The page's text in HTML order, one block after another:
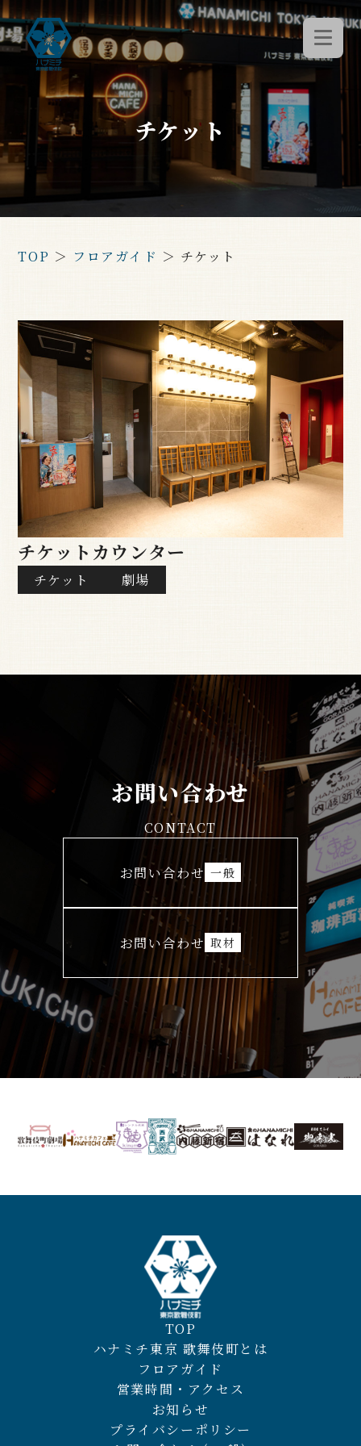
チケット
TOP ＞ フロアガイド ＞ チケット
チケットカウンター
チケット 劇場
お問い合わせ
CONTACT
お問い合わせ 一般
お問い合わせ 取材
TOP
ハナミチ東京 歌舞伎町とは
フロアガイド
営業時間・アクセス
お知らせ
プライバシーポリシー